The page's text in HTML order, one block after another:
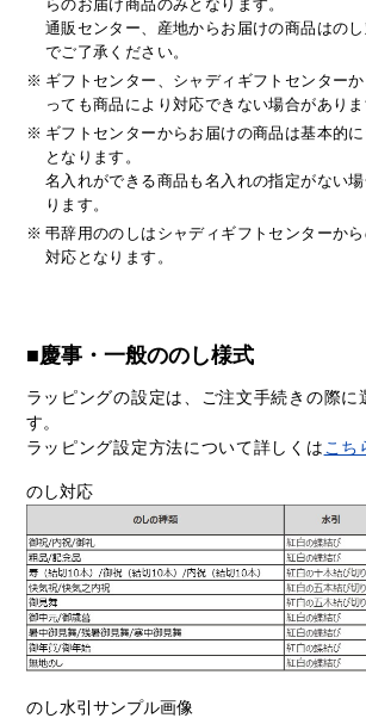
らのお届け商品のみとなります。
通販センター、産地からお届けの商品はの
でご了承ください。
※ ギフトセンター、シャディギフトセンター
っても商品により対応できない場合がありま
※ ギフトセンターからお届けの商品は基本的
となります。
名入れができる商品も名入れの指定がない
ります。
※ 弔辞用ののしはシャディギフトセンターか
対応となります。
■慶事・一般ののし様式
ラッピングの設定は、ご注文手続きの際に
す。
ラッピング設定方法について詳しくは こち
のし対応
のし水引サンプル画像